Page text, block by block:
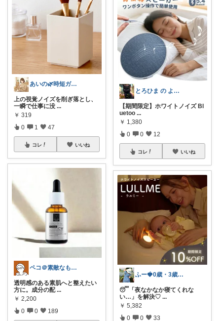
あいの🌿時短ガジェットと賢い暮らし
上の視覚ノイズを削ぎ落とし、
一瞬で仕事に没 ...
￥ 319
0 1 47
コレ いいね
ペコ＠素敵なものを紹介しています
透明感のある素肌へと整えたい
方に。成分の配 ...
￥ 2,200
0 0 189
とろひま の よろず屋～お得な商品たち～
【期間限定】ホワイトノイズ Bl
uetoo ...
￥ 1,380
0 0 12
コレ いいね
ふー🍓0歳・3歳のワンオペママ
😴「夜なかなか寝てくれな
い…」を解決♡ ...
￥ 5,382
0 0 33